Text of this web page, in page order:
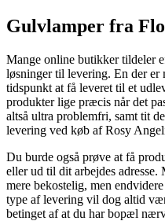
Gulvlamper fra
Mange online butikker tildeler
løsninger til levering. En der
tidspunkt at få leveret til et
produkter lige præcis når det
altså ultra problemfri, samt tit
levering ved køb af Rosy
Du burde også prøve at få
eller ud til dit arbejdes
mere bekostelig, men
type af levering vil dog altid
betinget af at du har bopæl